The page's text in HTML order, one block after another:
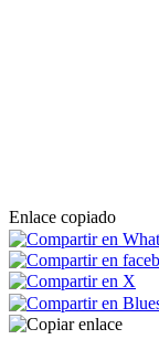
Enlace copiado